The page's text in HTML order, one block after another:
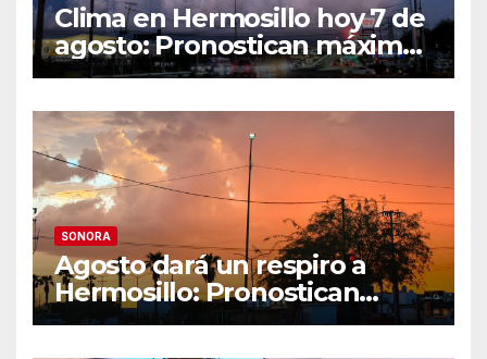
Clima en Hermosillo hoy 7 de
agosto: Pronostican máxima
de 42°C, sensación térmica
probabilidad de lluvia
SONORA
Agosto dará un respiro a
Hermosillo: Pronostican
semana lluviosa y